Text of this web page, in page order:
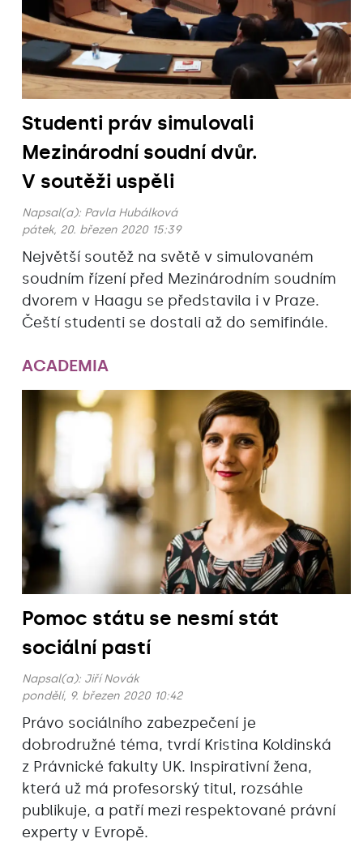
Studenti práv simulovali
Mezinárodní soudní dvůr.
V soutěži uspěli
Napsal(a): Pavla Hubálková
pátek, 20. březen 2020 15:39
Největší soutěž na světě v simulovaném
soudním řízení před Mezinárodním soudním
dvorem v Haagu se představila i v Praze.
Čeští studenti se dostali až do semifinále.
ACADEMIA
Pomoc státu se nesmí stát
sociální pastí
Napsal(a): Jiří Novák
pondělí, 9. březen 2020 10:42
Právo sociálního zabezpečení je
dobrodružné téma, tvrdí Kristina Koldinská
z Právnické fakulty UK. Inspirativní žena,
která už má profesorský titul, rozsáhle
publikuje, a patří mezi respektované právní
experty v Evropě.